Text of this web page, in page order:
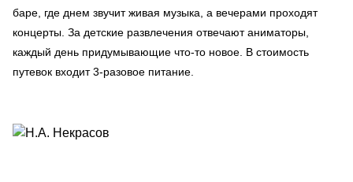
баре, где днем звучит живая музыка, а вечерами проходят
концерты. За детские развлечения отвечают аниматоры,
каждый день придумывающие что-то новое. В стоимость
путевок входит 3-разовое питание.